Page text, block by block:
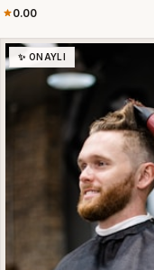
0.00
✨ ONAYLI